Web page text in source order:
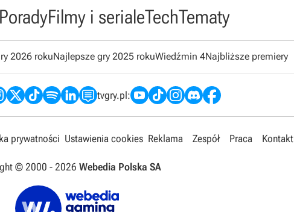
PoradyFilmy i serialeTechTematy
2026 rokuNajlepsze gry 2025 rokuWiedźmin 4Najbliższe premiery
tvgry.pl:
prywatności Ustawienia cookies Reklama Zespół Praca Kontakt
© 2000 - 2026 Webedia Polska SA